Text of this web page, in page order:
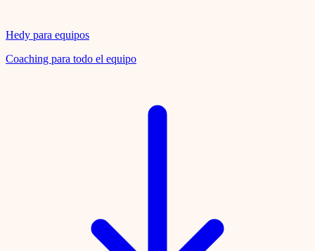
Hedy para equipos
Coaching para todo el equipo